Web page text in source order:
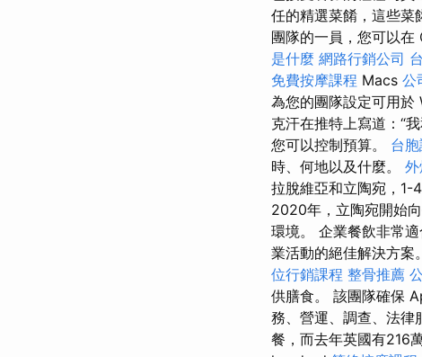
任的精選菜餚，這些菜
團隊的一員，您可以
是什麼 網路行銷公司
免費按摩課程 Macs 公
為您的團隊設定可用於
克汗在推特上寫道：“
您可以控制預算。 台
時、何地以及什麼。 外
拉脫維亞和立陶宛，1-4
2020年，立陶宛開始
環境。 企業餐飲非常
業活動的絕佳解決方案
位行銷課程 整骨推薦
供膳食。 該團隊確保
務、營運、調查、法律
餐，而去年英國有216